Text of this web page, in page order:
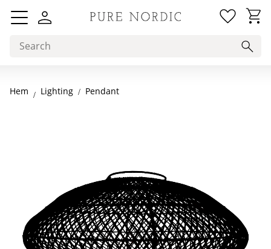
Menu
Basket
Hem Lighting Pendant